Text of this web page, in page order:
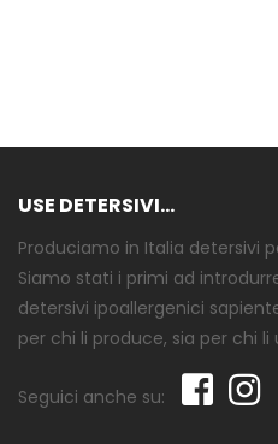
USE DETERSIVI...
Produciamo in Italia detersivi
Siamo stati i primi ad
detersivi ipoallergenici
per chi li produce, sia per chi li
Seguici anche su: